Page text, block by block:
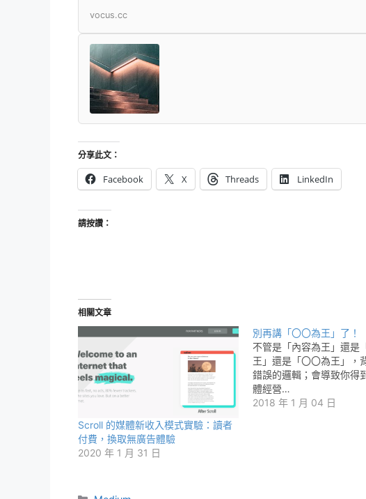
vocus.cc
分享此文：
Facebook X Threads LinkedIn
請按讚：
相關文章
Scroll 的媒體新收入模式實驗：讀者
付費，換取無廣告體驗
2020 年 1 月 31 日
別再講「〇〇為王」了！
不管是「內容為王」還是
王」還是「〇〇為王」，
錯誤的邏輯；會導致你得
體經營…
2018 年 1 月 04 日